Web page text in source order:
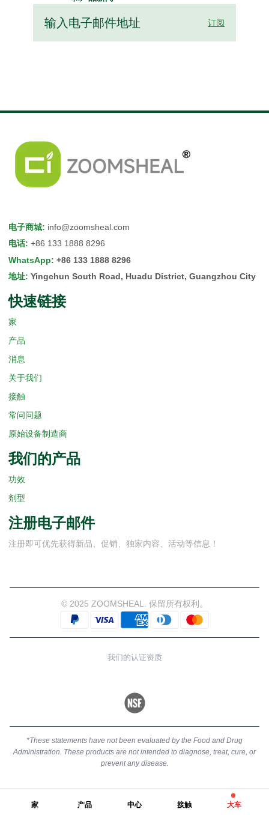
订阅
电子商城: info@zoomsheal.com
电话: +86 133 1888 8296
WhatsApp: +86 133 1888 8296
地址: Yingchun South Road, Huadu District, Guangzhou City
快速链接
家
产品
消息
关于我们
接触
常问问题
原始设备制造商
我们的产品
功效
剂型
注册电子邮件
注册即可优先获得新品、促销、独家内容、活动等信息！
© 2025 ZOOMSHEAL. 保留所有权利。
我们的认证资质
*These statements have not been evaluated by the Food and Drug
Administration. These products are not intended to diagnose, treat, cure, or
prevent any disease.
家 产品 中心 接触 大车